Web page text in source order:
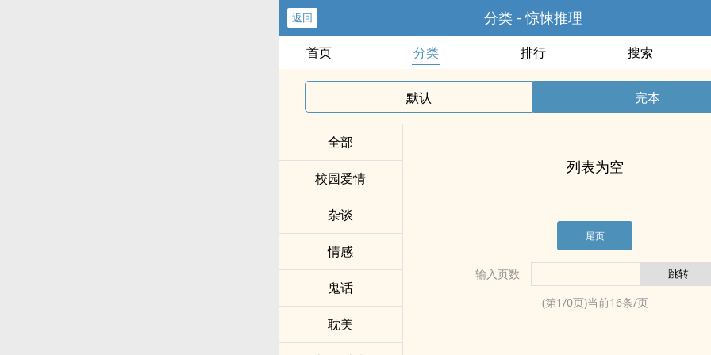
返回 分类 - 惊悚推理
首页 分类 排行 搜索
默认 完本
全部
校园爱情
杂谈
情感
鬼话
耽美
列表为空
尾页
输入页数
(第1/0页)当前16条/页